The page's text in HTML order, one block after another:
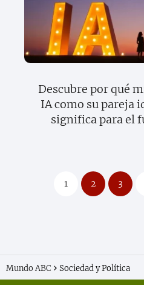
Descubre por qué
IA como su pareja
significa para el
1 2 3
Mundo ABC Sociedad y Política